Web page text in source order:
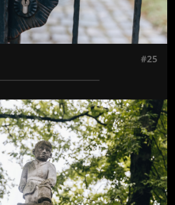
#25
Jön még kép!